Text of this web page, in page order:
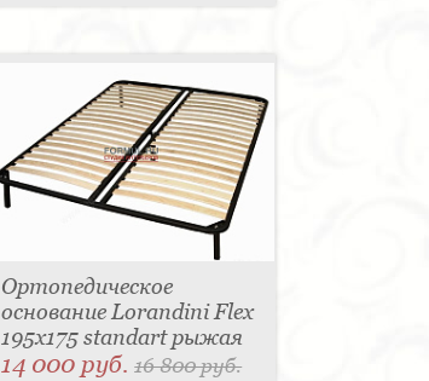
Ортопедическое
основание Lorandini Flex
195x175 standart рыжая
14 000 руб.16 800 руб.